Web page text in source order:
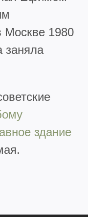
Москве 1980
заняла
здание